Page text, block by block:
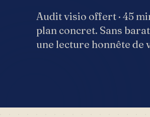
Audit visio offert · 45
plan concret. Sans
une lecture honnête de